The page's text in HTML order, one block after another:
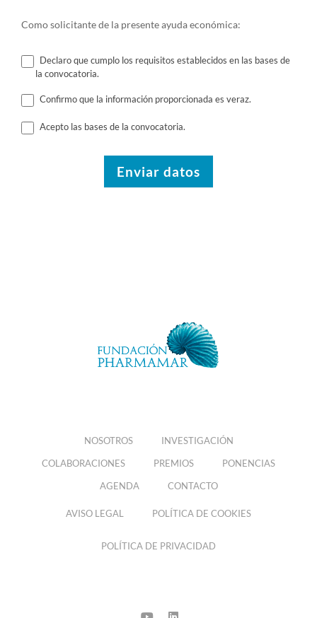
Como solicitante de la presente ayuda económica:
Declaro que cumplo los requisitos establecidos en las bases de
la convocatoria.
Confirmo que la información proporcionada es veraz.
Acepto las bases de la convocatoria.
Enviar datos
NOSOTROS
INVESTIGACIÓN
COLABORACIONES
PREMIOS
PONENCIAS
AGENDA
CONTACTO
AVISO LEGAL POLÍTICA DE COOKIES
POLÍTICA DE PRIVACIDAD